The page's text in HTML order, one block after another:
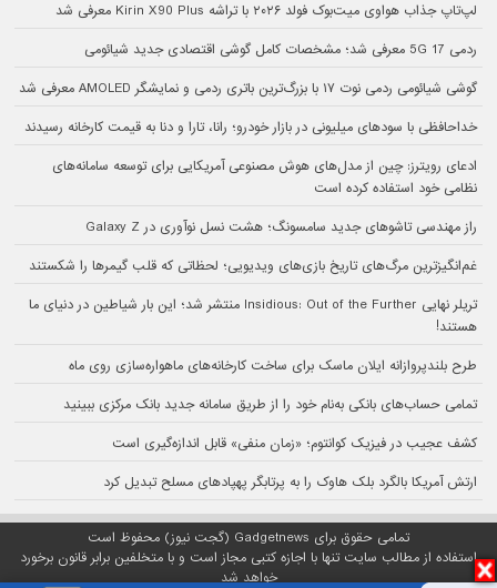
لپ‌تاپ جذاب هواوی میت‌بوک فولد ۲۰۲۶ با تراشه Kirin X90 Plus معرفی شد
ردمی 17 5G معرفی شد؛ مشخصات کامل گوشی اقتصادی جدید شیائومی
گوشی شیائومی ردمی نوت ۱۷ با بزرگ‌ترین باتری ردمی و نمایشگر AMOLED معرفی شد
خداحافظی با سودهای میلیونی در بازار خودرو؛ رانا، تارا و دنا به قیمت کارخانه رسیدند
ادعای رویترز: چین از مدل‌های هوش مصنوعی آمریکایی برای توسعه سامانه‌های
نظامی خود استفاده کرده است
راز مهندسی تاشوهای جدید سامسونگ؛ هشت نسل نوآوری در Galaxy Z
غم‌انگیزترین مرگ‌های تاریخ بازی‌های ویدیویی؛ لحظاتی که قلب گیمرها را شکستند
تریلر نهایی Insidious: Out of the Further منتشر شد؛ این بار شیاطین در دنیای ما
هستند!
طرح بلندپروازانه ایلان ماسک برای ساخت کارخانه‌های ماهواره‌سازی روی ماه
تمامی حساب‌های بانکی به‌نام خود را از طریق سامانه جدید بانک مرکزی ببینید
کشف عجیب در فیزیک کوانتوم؛ «زمان منفی» قابل اندازه‌گیری است
ارتش آمریکا بالگرد بلک هاوک را به پرتابگر پهپادهای مسلح تبدیل کرد
تمامی حقوق برای Gadgetnews (گجت نیوز) محفوظ است
استفاده از مطالب سایت تنها با اجازه کتبی مجاز است و با متخلفین برابر قانون برخورد
خواهد شد